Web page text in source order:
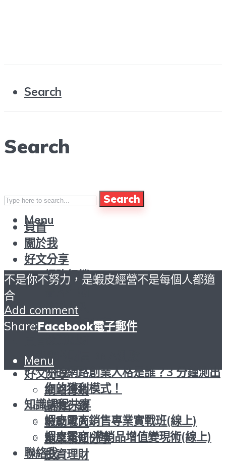
Search
Search
Search
頁首
關於我
好文分享
網路行銷
被動收入
創業新知分享
找出您的財富DNA測驗
你的網路創業人格是誰？3 分鐘測出
你的獲利模式！
知識課程共享
蝦皮電商銷售專業實戰班(線上)
蝦皮電商|滯銷品增值變現術(線上)
聯絡我
Menu
關於我
好文分享
網路行銷
品牌行銷
被動收入
創業新知分享
投資理財
不是你不努力，是蝦皮經營不是每個人都適
合
Add comment
Share:Facebook電子郵件
Menu